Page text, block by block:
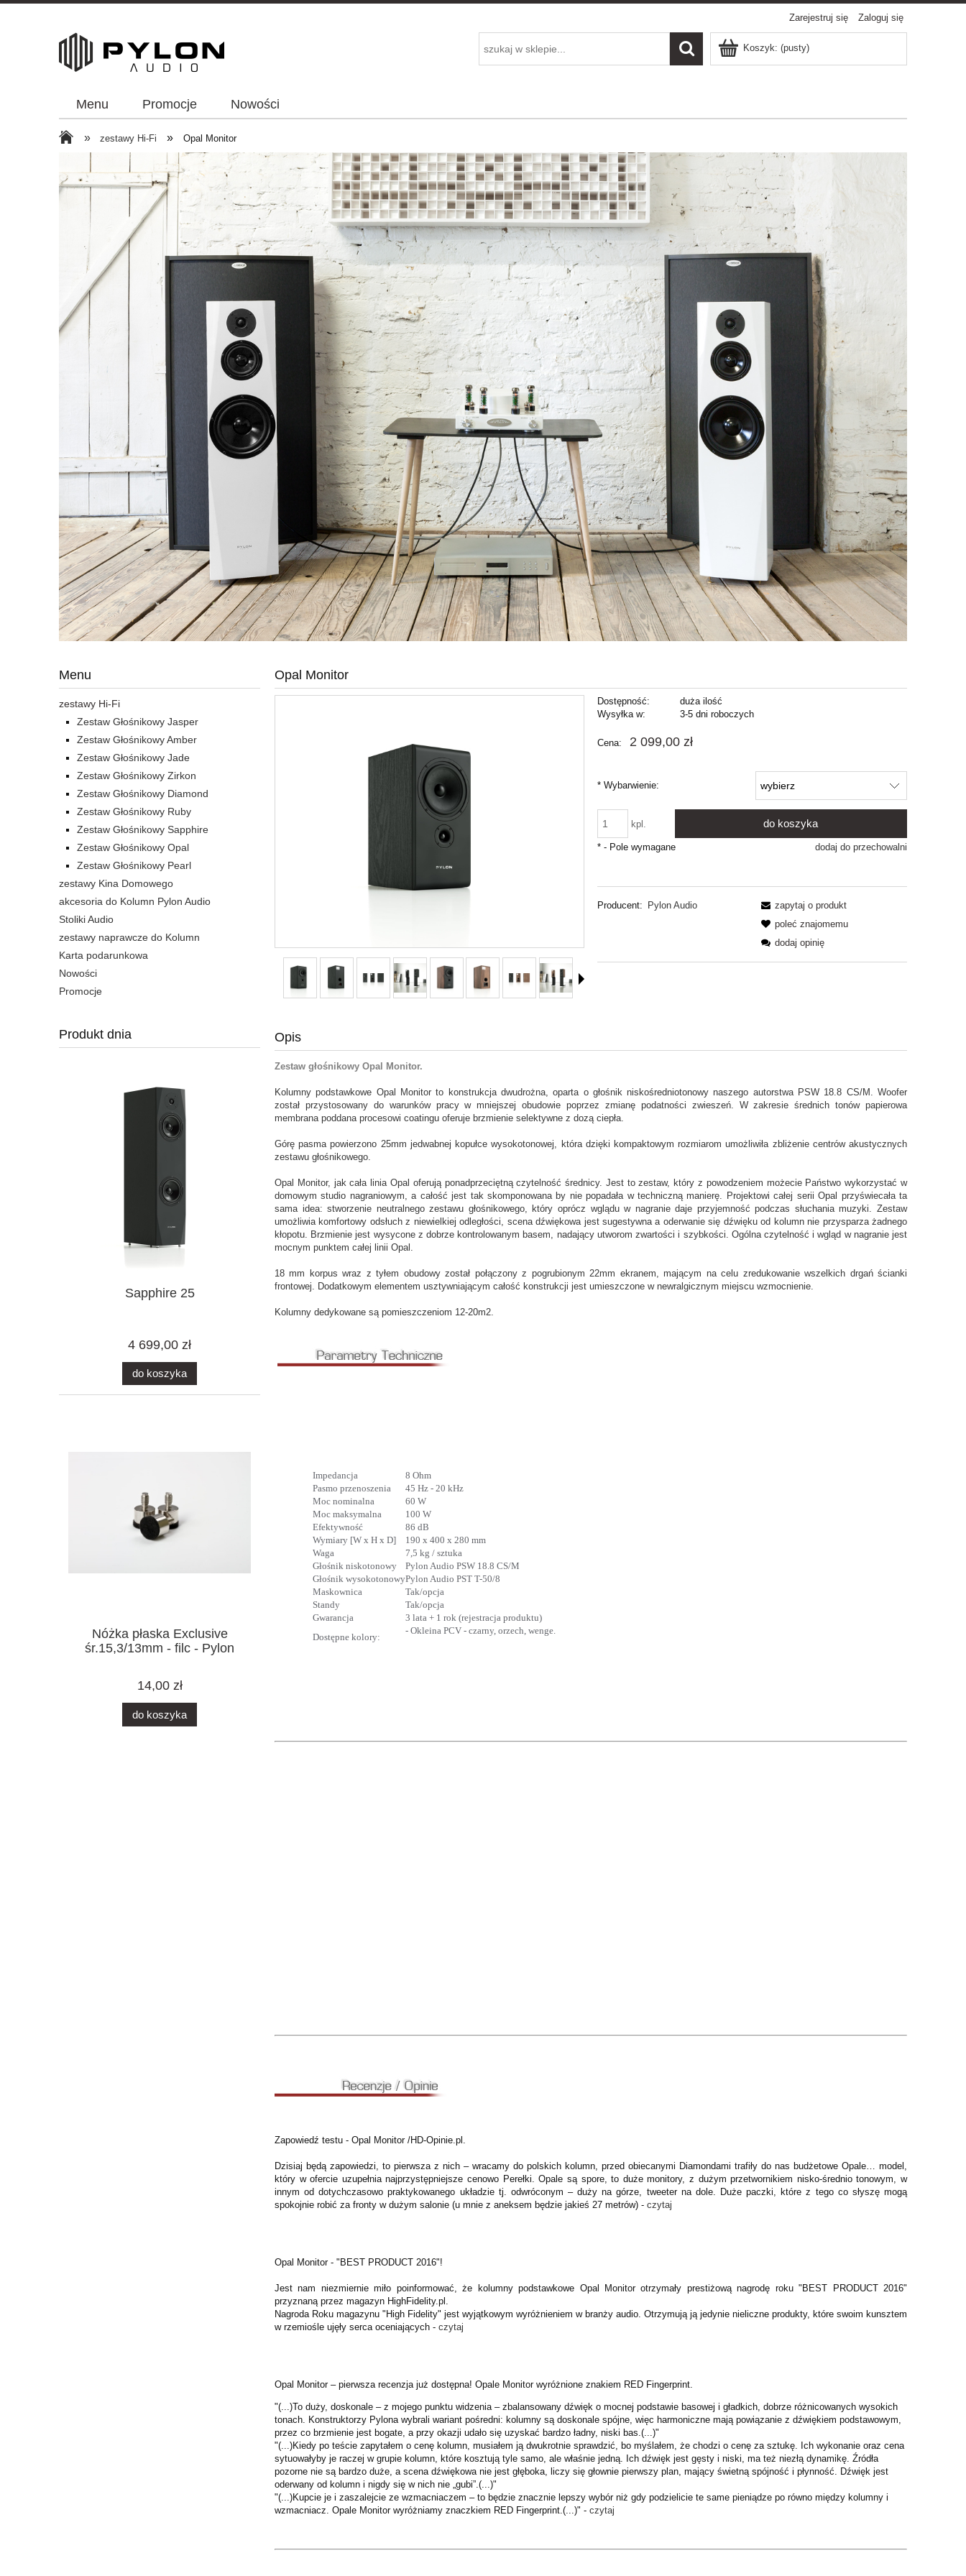
Zarejestruj się Zaloguj się
Koszyk: (pusty)
Menu Promocje Nowości
» zestawy Hi-Fi » Opal Monitor
Menu
zestawy Hi-Fi
Zestaw Głośnikowy Jasper
Zestaw Głośnikowy Amber
Zestaw Głośnikowy Jade
Zestaw Głośnikowy Zirkon
Zestaw Głośnikowy Diamond
Zestaw Głośnikowy Ruby
Zestaw Głośnikowy Sapphire
Zestaw Głośnikowy Opal
Zestaw Głośnikowy Pearl
zestawy Kina Domowego
akcesoria do Kolumn Pylon Audio
Stoliki Audio
zestawy naprawcze do Kolumn
Karta podarunkowa
Nowości
Promocje
Produkt dnia
Sapphire 25
4 699,00 zł
do koszyka
Nóżka płaska Exclusive
śr.15,3/13mm - filc - Pylon
14,00 zł
do koszyka
Opal Monitor
Dostępność:
duża ilość
Wysyłka w:
3-5 dni roboczych
Cena: 2 099,00 zł
* Wybarwienie:
kpl. do koszyka
dodaj do przechowalni
* - Pole wymagane
Producent: Pylon Audio
zapytaj o produkt
poleć znajomemu
dodaj opinię
Opis
Zestaw głośnikowy Opal Monitor.
Kolumny podstawkowe Opal Monitor to konstrukcja dwudrożna, oparta o głośnik niskośredniotonowy naszego autorstwa PSW 18.8 CS/M. Woofer
został przystosowany do warunków pracy w mniejszej obudowie poprzez zmianę podatności zwieszeń. W zakresie średnich tonów papierowa
membrana poddana procesowi coatingu oferuje brzmienie selektywne z dozą ciepła.
Górę pasma powierzono 25mm jedwabnej kopułce wysokotonowej, która dzięki kompaktowym rozmiarom umożliwiła zbliżenie centrów akustycznych
zestawu głośnikowego.
Opal Monitor, jak cała linia Opal oferują ponadprzeciętną czytelność średnicy. Jest to zestaw, który z powodzeniem możecie Państwo wykorzystać w
domowym studio nagraniowym, a całość jest tak skomponowana by nie popadała w techniczną manierę. Projektowi całej serii Opal przyświecała ta
sama idea: stworzenie neutralnego zestawu głośnikowego, który oprócz wglądu w nagranie daje przyjemność podczas słuchania muzyki. Zestaw
umożliwia komfortowy odsłuch z niewielkiej odległości, scena dźwiękowa jest sugestywna a oderwanie się dźwięku od kolumn nie przysparza żadnego
kłopotu. Brzmienie jest wysycone z dobrze kontrolowanym basem, nadający utworom zwartości i szybkości. Ogólna czytelność i wgląd w nagranie jest
mocnym punktem całej linii Opal.
18 mm korpus wraz z tyłem obudowy został połączony z pogrubionym 22mm ekranem, mającym na celu zredukowanie wszelkich drgań ścianki
frontowej. Dodatkowym elementem usztywniającym całość konstrukcji jest umieszczone w newralgicznym miejscu wzmocnienie.
Kolumny dedykowane są pomieszczeniom 12-20m2.
Impedancja
8 Ohm
Pasmo przenoszenia
45 Hz - 20 kHz
Moc nominalna
60 W
Moc maksymalna
100 W
Efektywność
86 dB
Wymiary [W x H x D]
190 x 400 x 280 mm
Waga
7,5 kg / sztuka
Głośnik niskotonowy
Pylon Audio PSW 18.8 CS/M
Głośnik wysokotonowyPylon Audio PST T-50/8
Maskownica
Tak/opcja
Standy
Tak/opcja
Gwarancja
3 lata + 1 rok (rejestracja produktu)
Dostępne kolory:
- Okleina PCV - czarny, orzech, wenge.
Zapowiedź testu - Opal Monitor /HD-Opinie.pl.
Dzisiaj będą zapowiedzi, to pierwsza z nich – wracamy do polskich kolumn, przed obiecanymi Diamondami trafiły do nas budżetowe Opale… model,
który w ofercie uzupełnia najprzystępniejsze cenowo Perełki. Opale są spore, to duże monitory, z dużym przetwornikiem nisko-średnio tonowym, w
innym od dotychczasowo praktykowanego układzie tj. odwróconym – duży na górze, tweeter na dole. Duże paczki, które z tego co słyszę mogą
spokojnie robić za fronty w dużym salonie (u mnie z aneksem będzie jakieś 27 metrów) - czytaj
Opal Monitor - "BEST PRODUCT 2016"!
Jest nam niezmiernie miło poinformować, że kolumny podstawkowe Opal Monitor otrzymały prestiżową nagrodę roku "BEST PRODUCT 2016"
przyznaną przez magazyn HighFidelity.pl.
Nagroda Roku magazynu "High Fidelity" jest wyjątkowym wyróżnieniem w branży audio. Otrzymują ją jedynie nieliczne produkty, które swoim kunsztem
w rzemiośle ujęły serca oceniających - czytaj
Opal Monitor – pierwsza recenzja już dostępna! Opale Monitor wyróżnione znakiem RED Fingerprint.
"(...)To duży, doskonale – z mojego punktu widzenia – zbalansowany dźwięk o mocnej podstawie basowej i gładkich, dobrze różnicowanych wysokich
tonach. Konstruktorzy Pylona wybrali wariant pośredni: kolumny są doskonale spójne, więc harmoniczne mają powiązanie z dźwiękiem podstawowym,
przez co brzmienie jest bogate, a przy okazji udało się uzyskać bardzo ładny, niski bas.(...)"
"(...)Kiedy po teście zapytałem o cenę kolumn, musiałem ją dwukrotnie sprawdzić, bo myślałem, że chodzi o cenę za sztukę. Ich wykonanie oraz cena
sytuowałyby je raczej w grupie kolumn, które kosztują tyle samo, ale właśnie jedną. Ich dźwięk jest gęsty i niski, ma też niezłą dynamikę. Źródła
pozorne nie są bardzo duże, a scena dźwiękowa nie jest głęboka, liczy się głownie pierwszy plan, mający świetną spójność i płynność. Dźwięk jest
oderwany od kolumn i nigdy się w nich nie „gubi”.(...)"
"(...)Kupcie je i zaszalejcie ze wzmacniaczem – to będzie znacznie lepszy wybór niż gdy podzielicie te same pieniądze po równo między kolumny i
wzmacniacz. Opale Monitor wyróżniamy znaczkiem RED Fingerprint.(...)" - czytaj